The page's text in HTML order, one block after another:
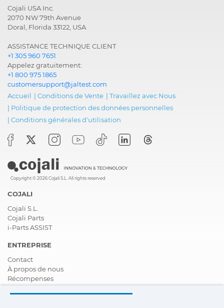
contrôle de stabilité
Instrumentation
INS 9.6.1,
Module
électronique
EBM 2.0, Unité de
l'alimentation de la
batterie
électronique diesel,
Moteur
CR/EDC 16 CP33,
Contrôle électronique
Moteur
Moteur
d'injection
Cojali USA Inc.
2070 NW 79th Avenue
Doral, Florida 33122, USA
ASSISTANCE TECHNIQUE CLIENT
+1 305 960 7651
Appelez gratuitement:
+1 800 975 1865
customersupport@jaltest.com
Accueil | Conditions de Vente | Travaillez avec Nous
| Politique de protection des données personnelles
| Conditions générales d'utilisation
Copyright © 2026 Cojali S.L. All rights reserved
COJALI
Cojali S.L.
Cojali Parts
i-Parts ASSIST
ENTREPRISE
Contact
À propos de nous
Récompenses
Certifications
Responsabilité Sociale D'entreprise